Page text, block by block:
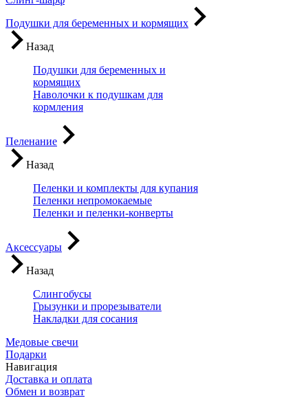
Подушки для беременных и кормящих
Назад
Подушки для беременных и
кормящих
Наволочки к подушкам для
кормления
Пеленание
Назад
Пеленки и комплекты для купания
Пеленки непромокаемые
Пеленки и пеленки-конверты
Аксессуары
Назад
Слингобусы
Грызунки и прорезыватели
Накладки для сосания
Медовые свечи
Подарки
Навигация
Доставка и оплата
Обмен и возврат